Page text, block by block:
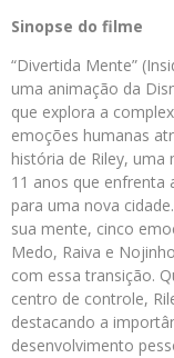
Sinopse do filme
“Divertida Mente”
uma animação da
que explora a
emoções humanas
história de Riley, uma
11 anos que enfrenta
para uma nova
sua mente, cinco
Medo, Raiva e
com essa transição.
centro de controle,
destacando a
desenvolvimento